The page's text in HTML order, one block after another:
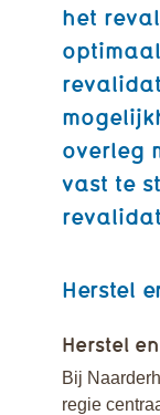
het
overleg
vast te
Herstel
Herstel
Bij
regie